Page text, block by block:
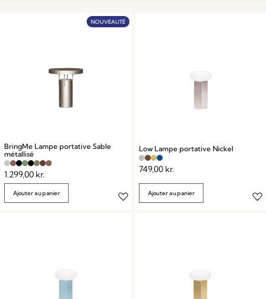
NOUVEAUTÉ
BringMe Lampe portative Sable
métallisé
1.299,00 kr.
Ajouter au panier
Low Lampe portative Nickel
749,00 kr.
Ajouter au panier